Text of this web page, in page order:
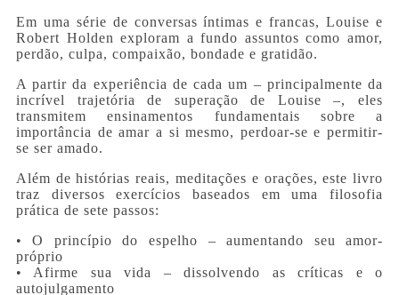
Em uma série de conversas íntimas e francas, Louise e
Robert Holden exploram a fundo assuntos como amor,
perdão, culpa, compaixão, bondade e gratidão.
A partir da experiência de cada um – principalmente da
incrível trajetória de superação de Louise –, eles
transmitem ensinamentos fundamentais sobre a
importância de amar a si mesmo, perdoar-se e permitir-
se ser amado.
Além de histórias reais, meditações e orações, este livro
traz diversos exercícios baseados em uma filosofia
prática de sete passos:
• O princípio do espelho – aumentando seu amor-
próprio
• Afirme sua vida – dissolvendo as críticas e o
autojulgamento